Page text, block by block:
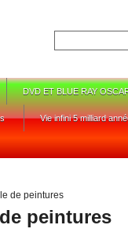
DVD ET BLUE RAY
Vie infini 5 milliard
de peintures
peintures